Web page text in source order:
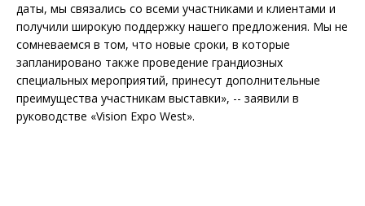
даты, мы связались со всеми участниками и клиентами и
получили широкую поддержку нашего предложения. Мы не
сомневаемся в том, что новые сроки, в которые
запланировано также проведение грандиозных
специальных мероприятий, принесут дополнительные
преимущества участникам выставки», -- заявили в
руководстве «Vision Expo West».